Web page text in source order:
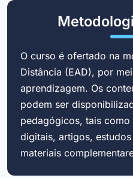
O curso é ofertado na
Distância (EAD), por
aprendizagem. Os
podem ser
pedagógicos, tais
digitais, artigos,
materiais